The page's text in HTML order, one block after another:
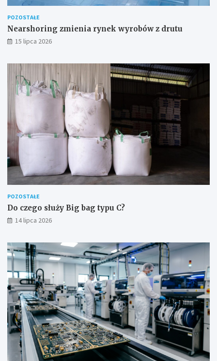
POZOSTAŁE
Nearshoring zmienia rynek wyrobów z drutu
15 lipca 2026
POZOSTAŁE
Do czego służy Big bag typu C?
14 lipca 2026